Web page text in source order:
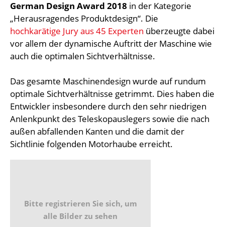
German Design Award 2018 in der Kategorie
„Herausragendes Produktdesign“. Die
hochkarätige Jury aus 45 Experten überzeugte dabei
vor allem der dynamische Auftritt der Maschine wie
auch die optimalen Sichtverhältnisse.
Das gesamte Maschinendesign wurde auf rundum
optimale Sichtverhältnisse getrimmt. Dies haben die
Entwickler insbesondere durch den sehr niedrigen
Anlenkpunkt des Teleskopauslegers sowie die nach
außen abfallenden Kanten und die damit der
Sichtlinie folgenden Motorhaube erreicht.
Bitte registrieren Sie sich, um
alle Bilder zu sehen